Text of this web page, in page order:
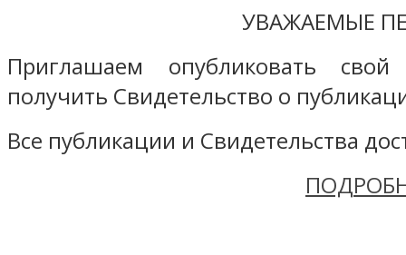
УВАЖАЕМЫЕ
Приглашаем опубликовать
получить Свидетельство о
Все публикации и Свидетельства